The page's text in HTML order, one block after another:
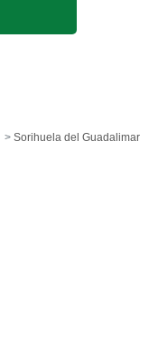
Sorihuela del Guadalimar